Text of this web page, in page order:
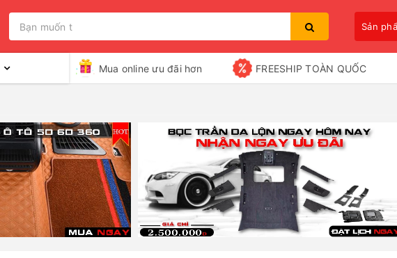
Sản
Bạn chưa xem sản phẩm nào
Mua online ưu đãi hơn FREESHIP TOÀN QUỐC